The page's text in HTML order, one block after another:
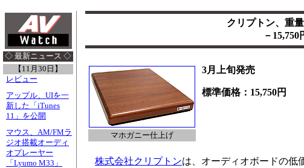
◇ 最新ニュース ◇
【11月30日】
レビュー
アップル、UIを一
新した「iTunes
11」を公開
マウス、AM/FMラ
ジオ搭載オーディ
オプレーヤー
「Lyumo M33」
クリプトン、重
－
マホガニー仕上げ
3月上旬発売
標準価格：15,750円
株式会社クリプトンは、オーディオボードの低